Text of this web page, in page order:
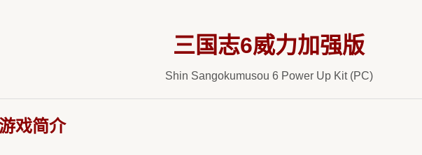
三国志6威力加强版
Shin Sangokumusou 6 Power Up Kit (PC)
戏简介